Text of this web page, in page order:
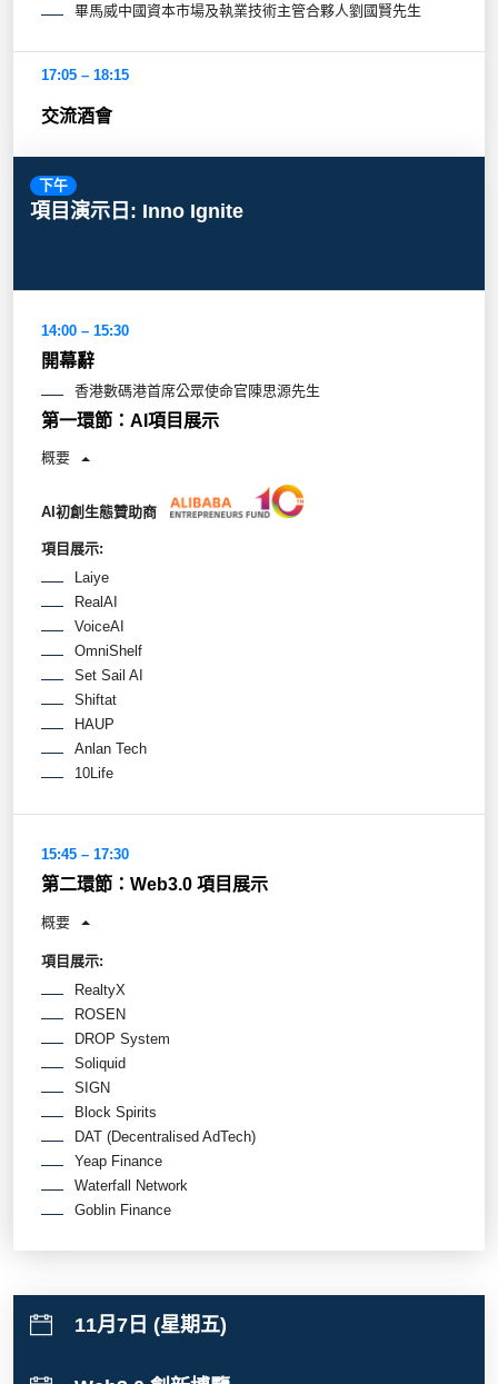
畢馬威中國資本市場及執業技術主管合夥人劉國賢先生
17:05 – 18:15
交流酒會
下午
項目演示日: Inno Ignite
14:00 – 15:30
開幕辭
香港數碼港首席公眾使命官陳思源先生
第一環節：AI項目展示
概要
AI初創生態贊助商
項目展示:
Laiye
RealAI
VoiceAI
OmniShelf
Set Sail AI
Shiftat
HAUP
Anlan Tech
10Life
15:45 – 17:30
第二環節：Web3.0 項目展示
概要
項目展示:
RealtyX
ROSEN
DROP System
Soliquid
SIGN
Block Spirits
DAT (Decentralised AdTech)
Yeap Finance
Waterfall Network
Goblin Finance
11月7日 (星期五)